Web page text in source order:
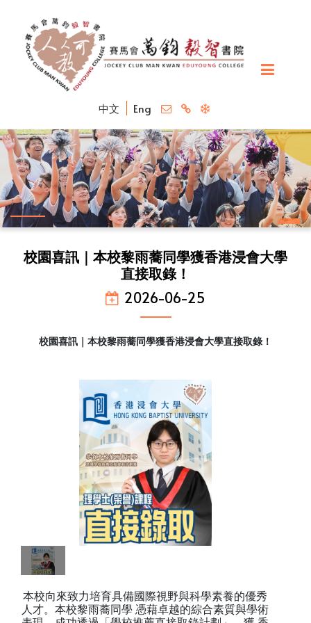
中文 Eng
校園喜訊｜本校黎雨蕎同學獲香港浸會大學
直接取錄！
2026-06-25
校園喜訊｜本校黎雨蕎同學獲香港浸會大學直接取錄！
本校向來致力培育具備國際視野與科學素養的優秀
人才。本校黎雨蕎同學 憑藉卓越的綜合素質與學術